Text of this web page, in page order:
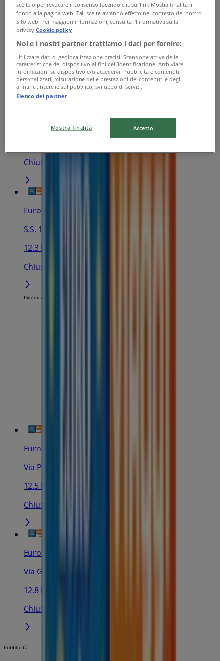
S.S. 113 Km 286, 36, Carini
4.4 km
Aperto
Viale Aiace, 208, Palermo
Chiuso
Eurospin Viaggi
S.S. 186, Partinico
12.3 km
Chiuso
Pubblicità
Eurospin Viaggi
Via Perpignano, 295, Palermo
12.5 km
Chiuso
Eurospin Viaggi
Via Germania, 2, Palermo
12.8 km
Chiuso
Pubblicità
scelte o per revocare il consenso facendo clic sul link Mostra finalità in
fondo alla pagina web. Tali scelte avranno effetto nel contesto del nostro
Sito web. Per maggiori informazioni, consulta l'Informativa sulla
privacy.Cookie policy
Noi e i nostri partner trattiamo i dati per fornire:
Utilizzare dati di geolocalizzazione precisi. Scansione attiva delle
caratteristiche del dispositivo ai fini dell’identificazione. Archiviare
informazioni su dispositivo e/o accedervi. Pubblicità e contenuti
personalizzati, misurazione delle prestazioni dei contenuti e degli
annunci, ricerche sul pubblico, sviluppo di servizi.
Elenco dei partner
Mostra finalità Accetto